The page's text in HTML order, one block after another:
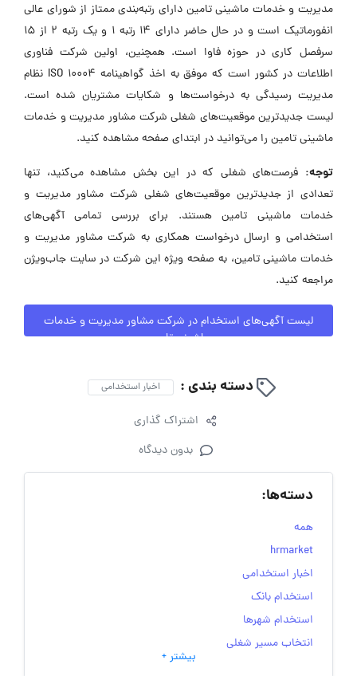
مدیریت و خدمات ماشینی تامین دارای رتبه‌بندی ممتاز از شورای عالی
انفورماتیک است و در حال حاضر دارای ۱۴ رتبه ۱ و یک رتبه ۲ از ۱۵
سرفصل کاری در حوزه فاوا است. همچنین، اولین شرکت فناوری
اطلاعات در کشور است که موفق به اخذ گواهینامه ISO 10004 نظام
مدیریت رسیدگی به درخواست‌ها و شکایات مشتریان شده است.
لیست جدیدترین موقعیت‌های شغلی شرکت مشاور مدیریت و خدمات
ماشینی تامین را می‌توانید در ابتدای صفحه مشاهده کنید.
توجه: فرصت‌های شغلی که در این بخش مشاهده می‌کنید، تنها
تعدادی از جدیدترین موقعیت‌های شغلی شرکت مشاور مدیریت و
خدمات ماشینی تامین هستند. برای بررسی تمامی آگهی‌های
استخدامی و ارسال درخواست همکاری به شرکت مشاور مدیریت و
خدمات ماشینی تامین، به صفحه ویژه این شرکت در سایت جاب‌ویژن
مراجعه کنید.
لیست آگهی‌های استخدام در شرکت مشاور مدیریت و خدمات
ماشینی تامین
دسته بندی : اخبار استخدامی
اشتراک گذاری
بدون دیدگاه
دسته‌ها:
همه
hrmarket
اخبار استخدامی
استخدام بانک
استخدام شهرها
انتخاب مسیر شغلی
به‌روزرسانی‌های سایت (کارجویی)
بیشتر +